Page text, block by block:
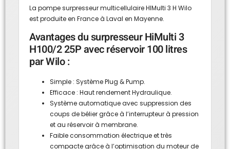
La pompe surpresseur multicellulaire HIMulti 3 H Wilo
est produite en France à Laval en Mayenne.
Avantages du surpresseur HiMulti 3
H100/2 25P avec réservoir 100 litres
par Wilo :
Simple : Système Plug & Pump.
Efficace : Haut rendement Hydraulique.
Système automatique avec suppression des
coups de bélier grâce à l’interrupteur à pression
et au réservoir à membrane.
Faible consommation électrique et très
compacte grâce à l’optimisation du moteur de